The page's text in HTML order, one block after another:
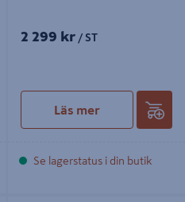
2 299 kr / ST
Läs mer
Se lagerstatus i din butik